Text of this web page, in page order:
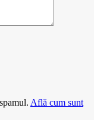
Află cum sunt